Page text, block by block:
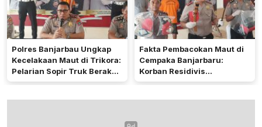
Polres Banjarbau Ungkap
Kecelakaan Maut di Trikora:
Pelarian Sopir Truk Berakhir
di Kalteng
Fakta Pembacokan Maut di
Cempaka Banjarbaru:
Korban Residivis
Pembunuhan